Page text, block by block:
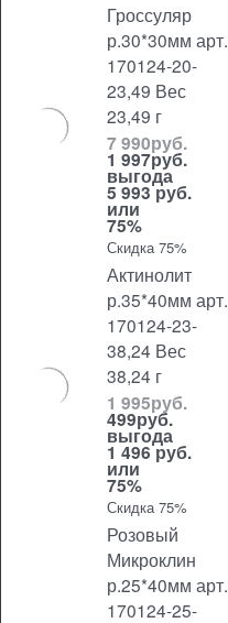
Гроссуляр
р.30*30мм арт.
170124-20-
23,49 Вес
23,49 г
7 990руб.
1 997руб.
выгода
5 993 руб.
или
75%
Скидка 75%
Актинолит
р.35*40мм арт.
170124-23-
38,24 Вес
38,24 г
1 995руб.
499руб.
выгода
1 496 руб.
или
75%
Скидка 75%
Розовый
Микроклин
р.25*40мм арт.
170124-25-